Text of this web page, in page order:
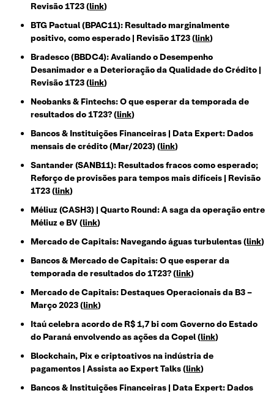
Revisão 1T23 (link)
BTG Pactual (BPAC11): Resultado marginalmente
positivo, como esperado | Revisão 1T23 (link)
Bradesco (BBDC4): Avaliando o Desempenho
Desanimador e a Deterioração da Qualidade do Crédito |
Revisão 1T23 (link)
Neobanks & Fintechs: O que esperar da temporada de
resultados do 1T23? (link)
Bancos & Instituições Financeiras | Data Expert: Dados
mensais de crédito (Mar/2023) (link)
Santander (SANB11): Resultados fracos como esperado;
Reforço de provisões para tempos mais difíceis | Revisão
1T23 (link)
Méliuz (CASH3) | Quarto Round: A saga da operação entre
Méliuz e BV (link)
Mercado de Capitais: Navegando águas turbulentas (link)
Bancos & Mercado de Capitais: O que esperar da
temporada de resultados do 1T23? (link)
Mercado de Capitais: Destaques Operacionais da B3 –
Março 2023 (link)
Itaú celebra acordo de R$ 1,7 bi com Governo do Estado
do Paraná envolvendo as ações da Copel (link)
Blockchain, Pix e criptoativos na indústria de
pagamentos | Assista ao Expert Talks (link)
Bancos & Instituições Financeiras | Data Expert: Dados